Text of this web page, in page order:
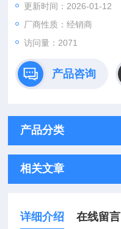
更新时间：2026-01-12
厂商性质：经销商
访问量：2071
产品咨询
产品分类
相关文章
详细介绍 在线留言